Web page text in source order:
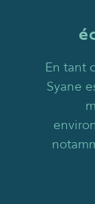
En tant
Syane